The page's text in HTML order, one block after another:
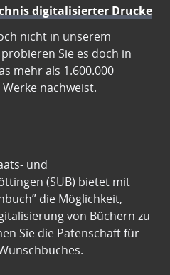
digitalisierter Drucke
nicht in unserem
Sie es doch in
mehr als 1.600.000
nachweist.
und
(SUB) bietet mit
die Möglichkeit,
von Büchern zu
Sie die Patenschaft für